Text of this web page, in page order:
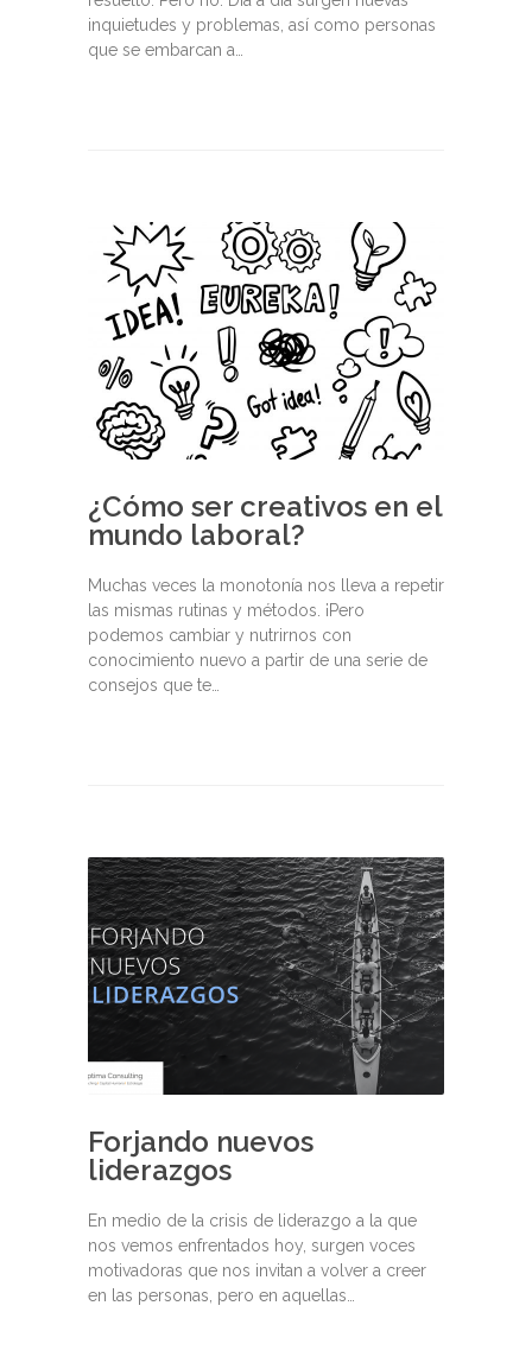
inquietudes y problemas, así como personas
que se embarcan a…
¿Cómo ser creativos en el
mundo laboral?
Muchas veces la monotonía nos lleva a repetir
las mismas rutinas y métodos. ¡Pero
podemos cambiar y nutrirnos con
conocimiento nuevo a partir de una serie de
consejos que te…
Forjando nuevos
liderazgos
En medio de la crisis de liderazgo a la que
nos vemos enfrentados hoy, surgen voces
motivadoras que nos invitan a volver a creer
en las personas, pero en aquellas…